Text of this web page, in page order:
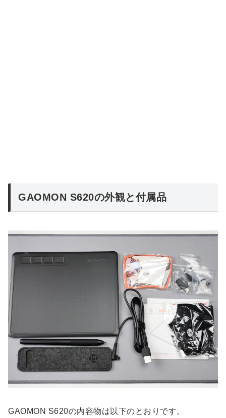
GAOMON S620の外観と付属品
GAOMON S620の内容物は以下のとおりです。